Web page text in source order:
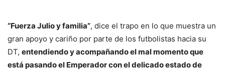
“Fuerza Julio y familia”, dice el trapo en lo que muestra un
gran apoyo y cariño por parte de los futbolistas hacia su
DT, entendiendo y acompañando el mal momento que
está pasando el Emperador con el delicado estado de